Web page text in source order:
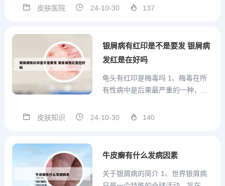
院无疑是一个值得信赖的去处，期
皮肤病专科门诊部。深圳肤康皮肤
皮肤医院 24-10-30 137
银屑病有红印是不是要发 银屑病
发红是在好吗
龟头有红印是梅毒吗 1、梅毒在所
有性病中是后果最严重的一种，龟
是梅毒的问题。如果患者在一个月
不洁性生活病史，医生会简单通过
皮肤知识 24-10-30 140
牛皮癣有什么发病因素
关于银屑病的简介 1、世界银屑病